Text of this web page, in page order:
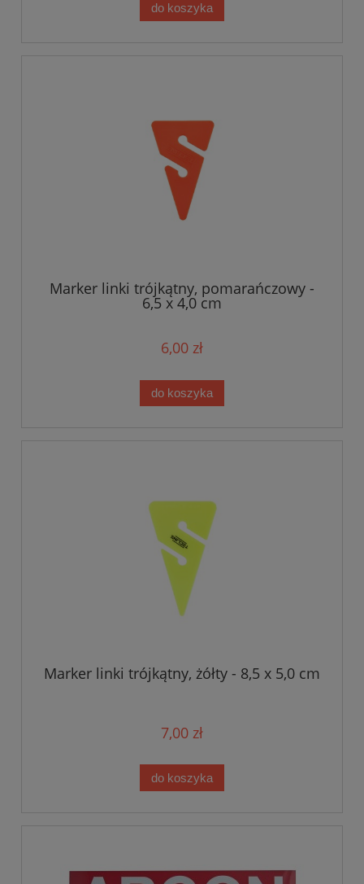
do koszyka
Marker linki trójkątny, pomarańczowy -
6,5 x 4,0 cm
6,00 zł
do koszyka
Marker linki trójkątny, żółty - 8,5 x 5,0 cm
7,00 zł
do koszyka